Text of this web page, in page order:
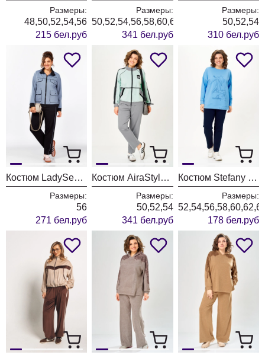
Размеры:
48,50,52,54,56
215 бел.руб
Размеры:
50,52,54,56,58,60,62
341 бел.руб
Размеры:
50,52,54
310 бел.руб
Костюм LadySecret 2981-1 голубой-черный
Размеры:
56
271 бел.руб
Костюм AiraStyle 24241А мята
Размеры:
50,52,54
341 бел.руб
Костюм Stefany 2061-3
Размеры:
178 бел.руб